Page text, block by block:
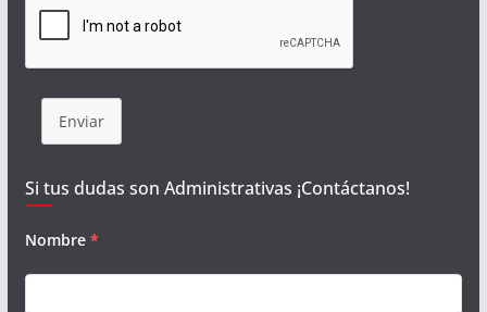
Enviar
Si tus dudas son Administrativas ¡Contáctanos!
Nombre *